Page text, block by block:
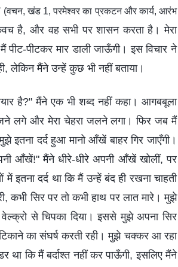
(वचन, खंड 1, परमेश्वर का प्रकटन और कार्य, आरंभ
है, और वह सभी पर शासन करता है। मेरा
पीटकर मार डाली जाऊँगी। इस विचार ने
लेकिन मैंने उन्हें कुछ भी नहीं बताया।
है?" मैंने एक भी शब्द नहीं कहा। आगबबूला
लगे और मेरा चेहरा जलने लगा। फिर जब मैं
इतना दर्द हुआ मानो आँखें बाहर गिर जाएँगी।
आँखें!" मैंने धीरे-धीरे अपनी आँखें खोलीं, पर
दर्द था कि मैं उन्हें बंद ही रखना चाहती
कभी सिर पर तो कभी हाथ पर लात मारे। मुझे
से चिपका दिया। इससे मुझे अपना सिर
का संघर्ष करती रही। मुझे चक्कर आ रहा
था कि मैं बर्दाश्त नहीं कर पाऊँगी, इसलिए मैंने